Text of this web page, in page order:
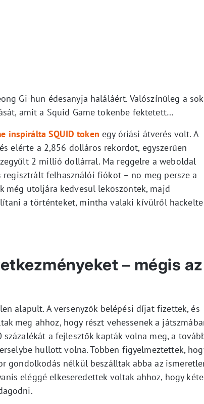
Gi-hun édesanyja haláláért. Valószínűleg a
amit a Squid Game tokenbe fektetett…
inspirálta SQUID token egy óriási átverés volt. A
elérte a 2,856 dolláros rekordot, egyszerűen
2 millió dollárral. Ma reggelre a weboldal
felhasználói fiókot – no meg persze a
még utoljára kedvesül leköszöntek, majd
a történteket, mintha valaki kívülről hackelte
– mégis az
alapult. A versenyzők belépési díjat fizettek, és
meg ahhoz, hogy részt vehessenek a
a fejlesztők kapták volna meg, a
hullott volna. Többen figyelmeztettek,
gondolkodás nélkül beszálltak abba az
eléggé elkeseredettek voltak ahhoz, hogy